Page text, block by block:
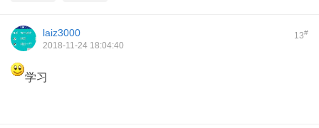
13#
laiz3000
2018-11-24 18:04:40
学习